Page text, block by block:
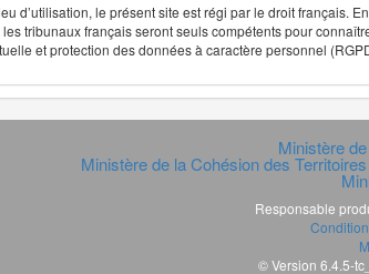
d’utilisation, le présent site est régi par le droit français.
tribunaux français seront seuls compétents pour
et protection des données à caractère personnel
Ministère
Ministère de la Cohésion des
Responsable
© Version 6.4.5-